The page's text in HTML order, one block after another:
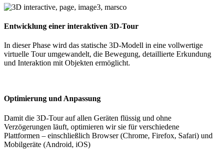
Entwicklung einer interaktiven 3D-Tour
In dieser Phase wird das statische 3D-Modell in eine vollwertige
virtuelle Tour umgewandelt, die Bewegung, detaillierte Erkundung
und Interaktion mit Objekten ermöglicht.
Optimierung und Anpassung
Damit die 3D-Tour auf allen Geräten flüssig und ohne
Verzögerungen läuft, optimieren wir sie für verschiedene
Plattformen – einschließlich Browser (Chrome, Firefox, Safari) und
Mobilgeräte (Android, iOS)